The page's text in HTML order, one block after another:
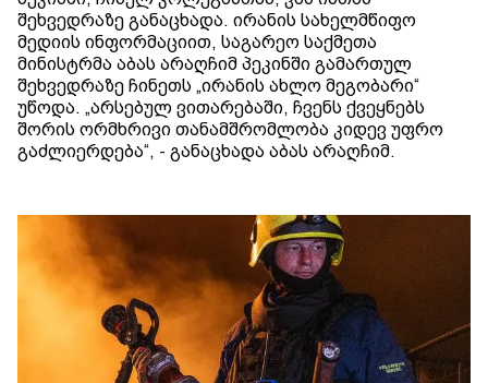
შეხვედრაზე განაცხადა. ირანის სახელმწიფო
მედიის ინფორმაციით, საგარეო საქმეთა
მინისტრმა აბას არაღჩიმ პეკინში გამართულ
შეხვედრაზე ჩინეთს „ირანის ახლო მეგობარი“
უწოდა. „არსებულ ვითარებაში, ჩვენს ქვეყნებს
შორის ორმხრივი თანამშრომლობა კიდევ უფრო
გაძლიერდება“, - განაცხადა აბას არაღჩიმ.